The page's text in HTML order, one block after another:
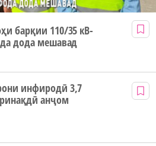
барқии 110/35 кВ-
дода мешавад
инфиродӣ 3,7
анҷом